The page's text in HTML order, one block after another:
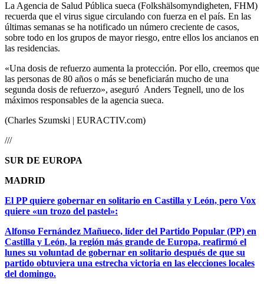
La Agencia de Salud Pública sueca (Folkshälsomyndigheten, FHM)
recuerda que el virus sigue circulando con fuerza en el país. En las
últimas semanas se ha notificado un número creciente de casos,
sobre todo en los grupos de mayor riesgo, entre ellos los ancianos en
las residencias.
«Una dosis de refuerzo aumenta la protección. Por ello, creemos que
las personas de 80 años o más se beneficiarán mucho de una
segunda dosis de refuerzo», aseguró Anders Tegnell, uno de los
máximos responsables de la agencia sueca.
(Charles Szumski | EURACTIV.com)
///
SUR DE EUROPA
MADRID
El PP quiere gobernar en solitario en Castilla y León, pero Vox
quiere «un trozo del pastel»:
Alfonso Fernández Mañueco, líder del Partido Popular (PP) en
Castilla y León, la región más grande de Europa, reafirmó el
lunes su voluntad de gobernar en solitario después de que su
partido obtuviera una estrecha victoria en las elecciones locales
del domingo.